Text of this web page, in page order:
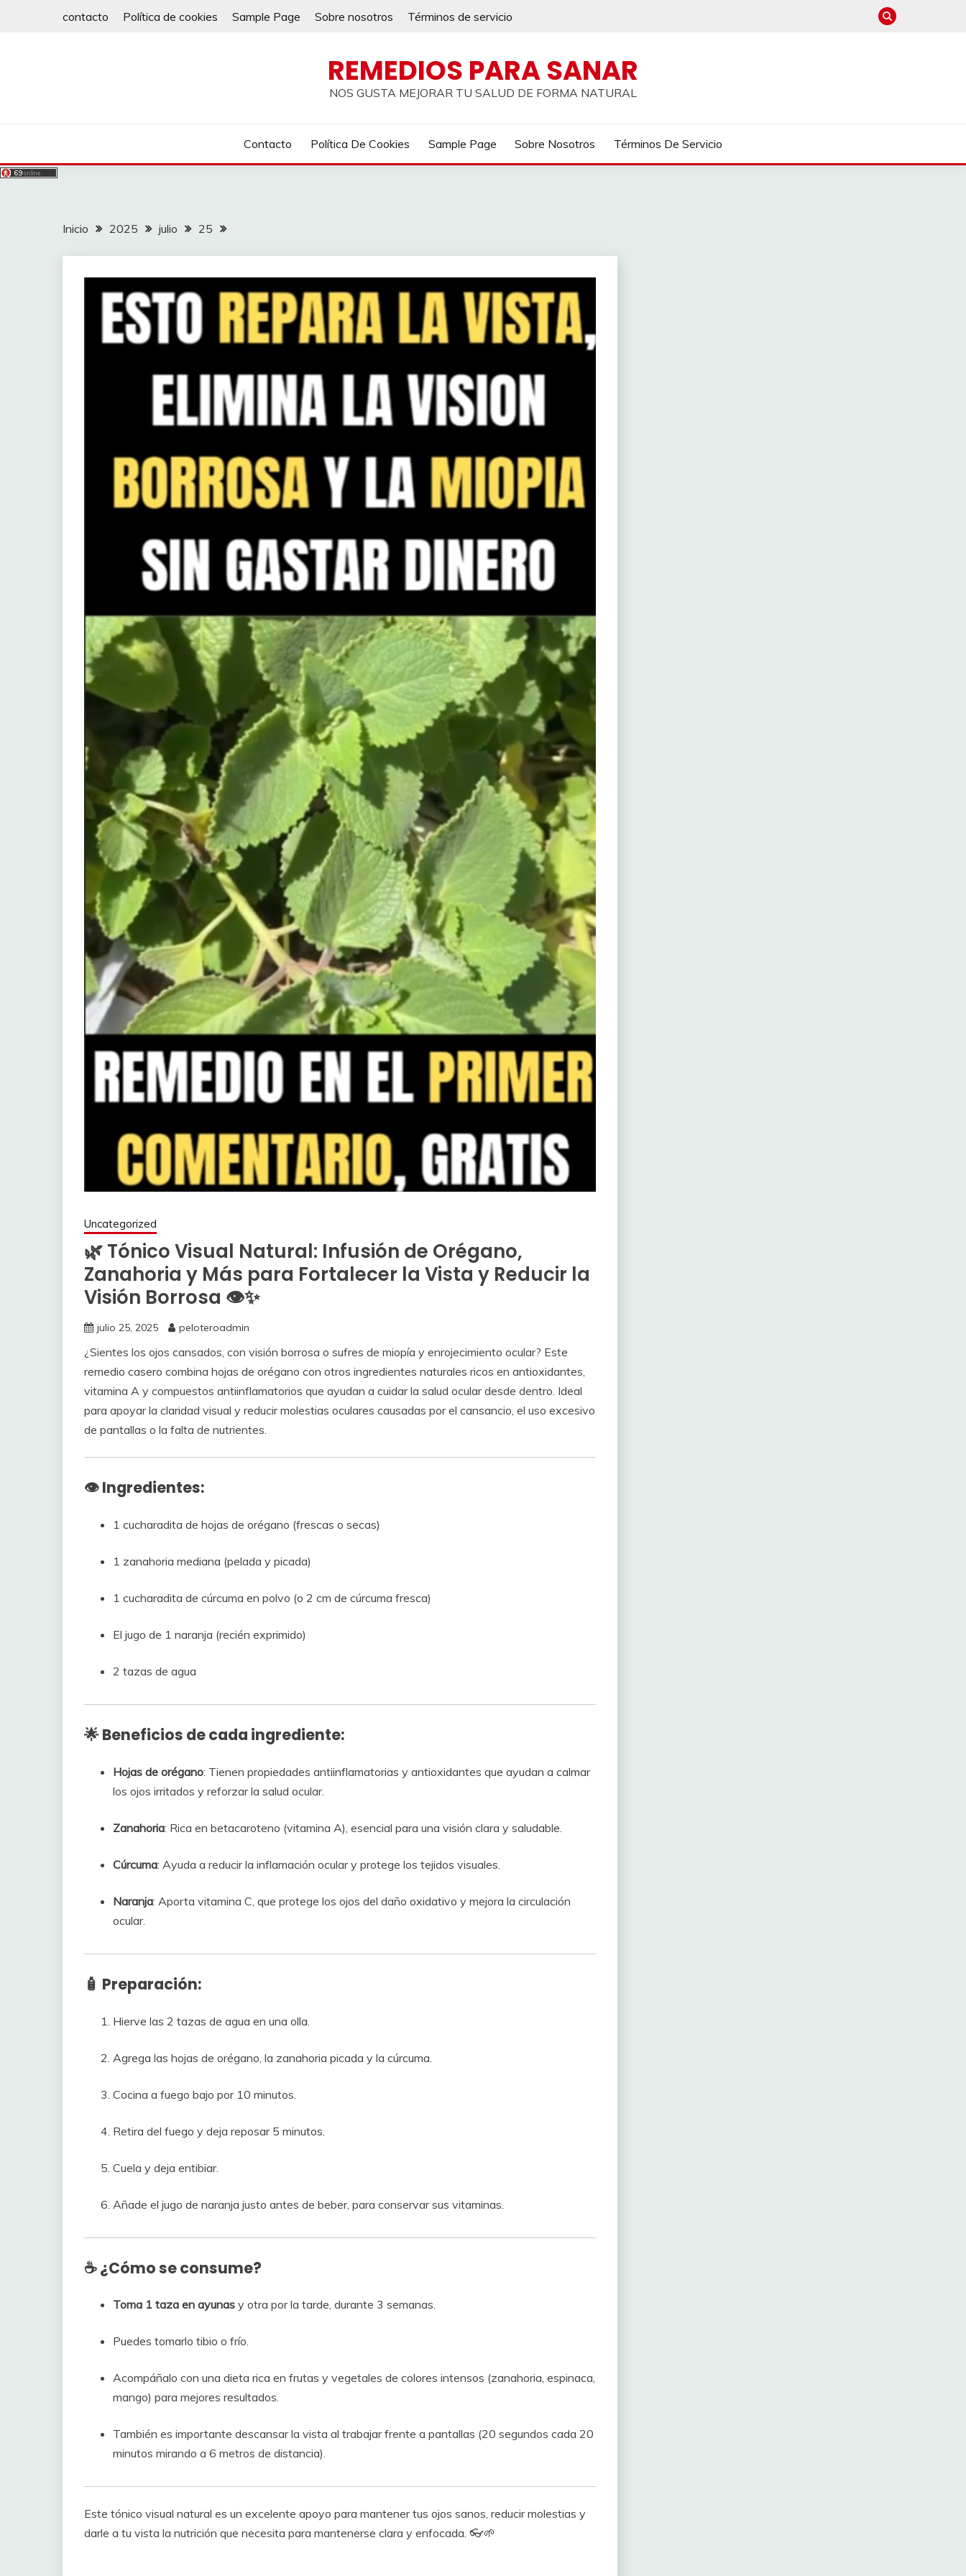
contacto Política de cookies Sample Page Sobre nosotros Términos de servicio
REMEDIOS PARA SANAR
NOS GUSTA MEJORAR TU SALUD DE FORMA NATURAL
Contacto Política De Cookies Sample Page Sobre Nosotros Términos De Servicio
Inicio 2025 julio 25
Uncategorized
🌿 Tónico Visual Natural: Infusión de Orégano,
Zanahoria y Más para Fortalecer la Vista y Reducir la
Visión Borrosa 👁️✨
julio 25, 2025 peloteroadmin
¿Sientes los ojos cansados, con visión borrosa o sufres de miopía y enrojecimiento ocular? Este
remedio casero combina hojas de orégano con otros ingredientes naturales ricos en antioxidantes,
vitamina A y compuestos antiinflamatorios que ayudan a cuidar la salud ocular desde dentro. Ideal
para apoyar la claridad visual y reducir molestias oculares causadas por el cansancio, el uso excesivo
de pantallas o la falta de nutrientes.
👁️ Ingredientes:
1 cucharadita de hojas de orégano (frescas o secas)
1 zanahoria mediana (pelada y picada)
1 cucharadita de cúrcuma en polvo (o 2 cm de cúrcuma fresca)
El jugo de 1 naranja (recién exprimido)
2 tazas de agua
🌟 Beneficios de cada ingrediente:
Hojas de orégano: Tienen propiedades antiinflamatorias y antioxidantes que ayudan a calmar
los ojos irritados y reforzar la salud ocular.
Zanahoria: Rica en betacaroteno (vitamina A), esencial para una visión clara y saludable.
Cúrcuma: Ayuda a reducir la inflamación ocular y protege los tejidos visuales.
Naranja: Aporta vitamina C, que protege los ojos del daño oxidativo y mejora la circulación
ocular.
🧴 Preparación:
Hierve las 2 tazas de agua en una olla.
Agrega las hojas de orégano, la zanahoria picada y la cúrcuma.
Cocina a fuego bajo por 10 minutos.
Retira del fuego y deja reposar 5 minutos.
Cuela y deja entibiar.
Añade el jugo de naranja justo antes de beber, para conservar sus vitaminas.
☕ ¿Cómo se consume?
Toma 1 taza en ayunas y otra por la tarde, durante 3 semanas.
Puedes tomarlo tibio o frío.
Acompáñalo con una dieta rica en frutas y vegetales de colores intensos (zanahoria, espinaca,
mango) para mejores resultados.
También es importante descansar la vista al trabajar frente a pantallas (20 segundos cada 20
minutos mirando a 6 metros de distancia).
Este tónico visual natural es un excelente apoyo para mantener tus ojos sanos, reducir molestias y
darle a tu vista la nutrición que necesita para mantenerse clara y enfocada. 👓🌱